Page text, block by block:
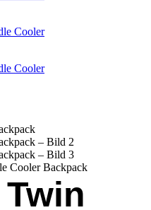
Cooler Backpack